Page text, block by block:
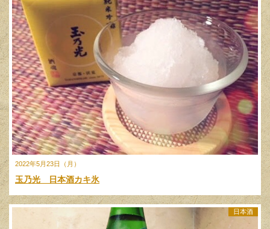
2022年5月23日（月）
玉乃光 日本酒カキ氷
日本酒